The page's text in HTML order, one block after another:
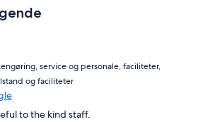
service og personale, faciliteter,
og faciliteter
to the kind staff.